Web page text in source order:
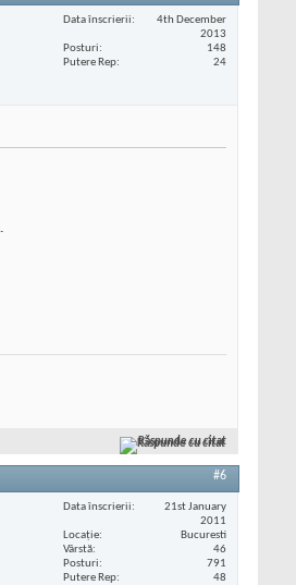
Data înscrierii
4th December
2013
Posturi
148
Putere Rep
24
Răspunde cu citat
#6
Data înscrierii
21st January
2011
Locaţie
Bucuresti
Vârstă
46
Posturi
791
Putere Rep
48